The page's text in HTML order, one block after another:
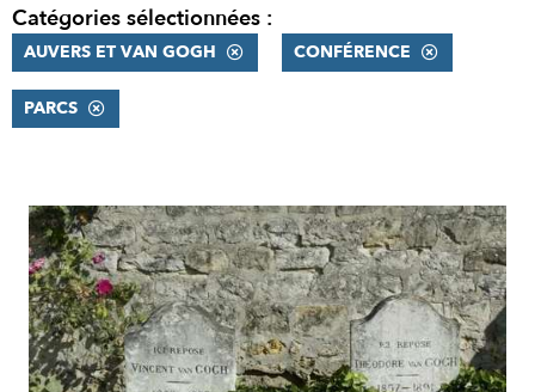
Catégories sélectionnées :
AUVERS ET VAN GOGH CONFÉRENCE
PARCS
RÉSULTATS